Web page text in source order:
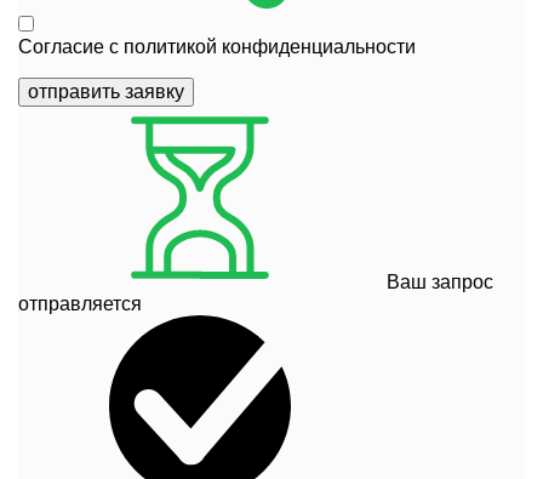
Согласие с политикой конфиденциальности
отправить заявку
Ваш запрос
отправляется